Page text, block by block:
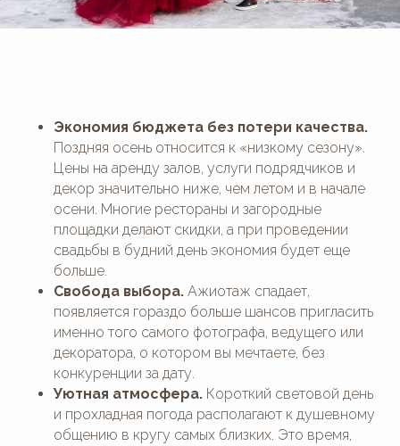
Экономия бюджета без потери качества.
Поздняя осень относится к «низкому сезону».
Цены на аренду залов, услуги подрядчиков и
декор значительно ниже, чем летом и в начале
осени. Многие рестораны и загородные
площадки делают скидки, а при проведении
свадьбы в будний день экономия будет еще
больше.
Свобода выбора. Ажиотаж спадает,
появляется гораздо больше шансов пригласить
именно того самого фотографа, ведущего или
декоратора, о котором вы мечтаете, без
конкуренции за дату.
Уютная атмосфера. Короткий световой день
и прохладная погода располагают к душевному
общению в кругу самых близких. Это время,